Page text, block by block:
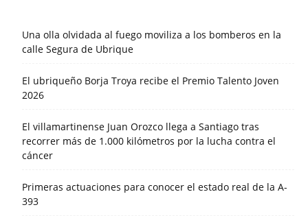
Una olla olvidada al fuego moviliza a los bomberos en la
calle Segura de Ubrique
El ubriqueño Borja Troya recibe el Premio Talento Joven
2026
El villamartinense Juan Orozco llega a Santiago tras
recorrer más de 1.000 kilómetros por la lucha contra el
cáncer
Primeras actuaciones para conocer el estado real de la A-
393